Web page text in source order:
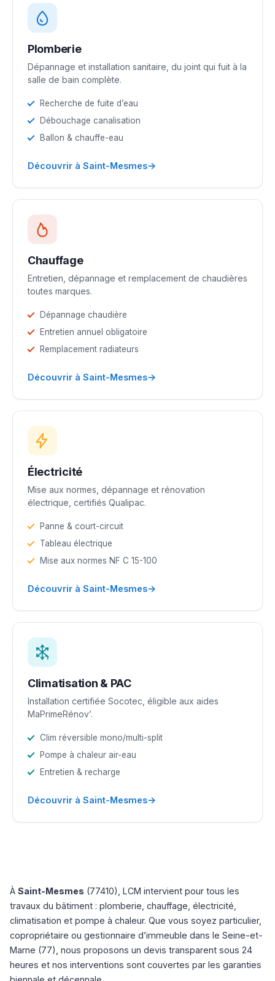
Plomberie
Dépannage et installation sanitaire, du joint qui fuit à la
salle de bain complète.
Recherche de fuite d’eau
Débouchage canalisation
Ballon & chauffe-eau
Découvrir à Saint-Mesmes→
Chauffage
Entretien, dépannage et remplacement de chaudières
toutes marques.
Dépannage chaudière
Entretien annuel obligatoire
Remplacement radiateurs
Découvrir à Saint-Mesmes→
Électricité
Mise aux normes, dépannage et rénovation
électrique, certifiés Qualipac.
Panne & court-circuit
Tableau électrique
Mise aux normes NF C 15-100
Découvrir à Saint-Mesmes→
Climatisation & PAC
Installation certifiée Socotec, éligible aux aides
MaPrimeRénov’.
Clim réversible mono/multi-split
Pompe à chaleur air-eau
Entretien & recharge
Découvrir à Saint-Mesmes→
À Saint-Mesmes (77410), LCM intervient pour tous les
travaux du bâtiment : plomberie, chauffage, électricité,
climatisation et pompe à chaleur. Que vous soyez particulier,
copropriétaire ou gestionnaire d’immeuble dans le Seine-et-
Marne (77), nous proposons un devis transparent sous 24
heures et nos interventions sont couvertes par les garanties